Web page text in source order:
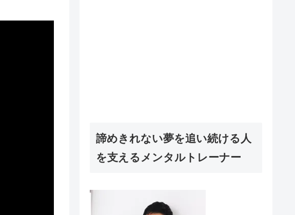
諦めきれない夢を追い続ける人
を支えるメンタルトレーナー